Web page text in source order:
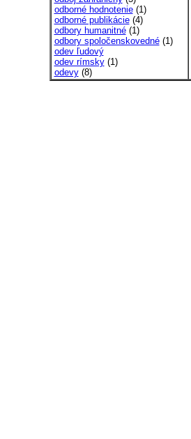
odborné hodnotenie(1)
odborné publikácie(4)
odbory humanitné(1)
odbory spoločenskovedné(1)
odev ľudový
odev rímsky(1)
odevy(8)